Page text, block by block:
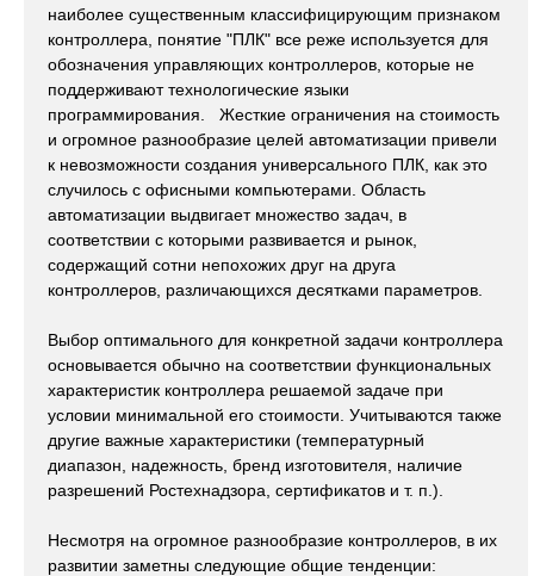
наиболее существенным классифицирующим признаком
контроллера, понятие "ПЛК" все реже используется для
обозначения управляющих контроллеров, которые не
поддерживают технологические языки
программирования. Жесткие ограничения на стоимость
и огромное разнообразие целей автоматизации привели
к невозможности создания универсального ПЛК, как это
случилось с офисными компьютерами. Область
автоматизации выдвигает множество задач, в
соответствии с которыми развивается и рынок,
содержащий сотни непохожих друг на друга
контроллеров, различающихся десятками параметров.
Выбор оптимального для конкретной задачи контроллера
основывается обычно на соответствии функциональных
характеристик контроллера решаемой задаче при
условии минимальной его стоимости. Учитываются также
другие важные характеристики (температурный
диапазон, надежность, бренд изготовителя, наличие
разрешений Ростехнадзора, сертификатов и т. п.).
Несмотря на огромное разнообразие контроллеров, в их
развитии заметны следующие общие тенденции: